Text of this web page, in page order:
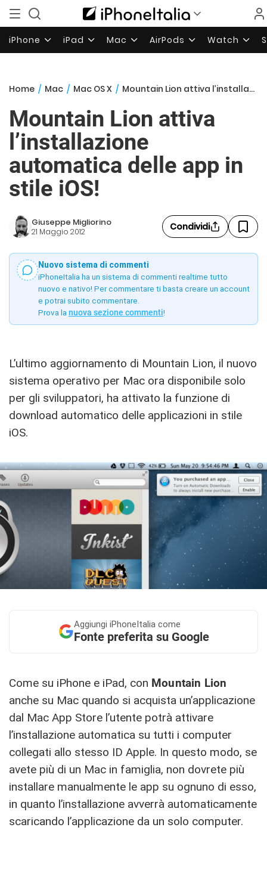
iPhone iPad Mac AirPods Watch
Home / Mac / Mac OS X / Mountain Lion attiva l’installazione automatica delle app in stile iOS!
Mountain Lion attiva
l’installazione
automatica delle app in
stile iOS!
Giuseppe Migliorino
21 Maggio 2012 Condividi
Nuovo sistema di commenti
iPhoneItalia ha un sistema di commenti realtime tutto
nuovo e nativo! Per commentare ti basta creare un account
e potrai subito commentare.
Prova la nuova sezione commenti!
L’ultimo aggiornamento di Mountain Lion, il nuovo
sistema operativo per Mac ora disponibile solo
per gli sviluppatori, ha attivato la funzione di
download automatico delle applicazioni in stile
iOS.
Aggiungi iPhoneItalia come
Fonte preferita su Google
Come su iPhone e iPad, con Mountain Lion
anche su Mac quando si acquista un’applicazione
dal Mac App Store l’utente potrà attivare
l’installazione automatica su tutti i computer
collegati allo stesso ID Apple. In questo modo, se
avete più di un Mac in famiglia, non dovrete più
installare manualmente le app su ognuno di esso,
in quanto l’installazione avverrà automaticamente
scaricando l’applicazione da un solo computer.